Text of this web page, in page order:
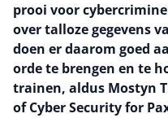
prooi voor
over talloze gegevens
doen er daarom goed
orde te brengen en te
trainen, aldus Mostyn
of Cyber Security for